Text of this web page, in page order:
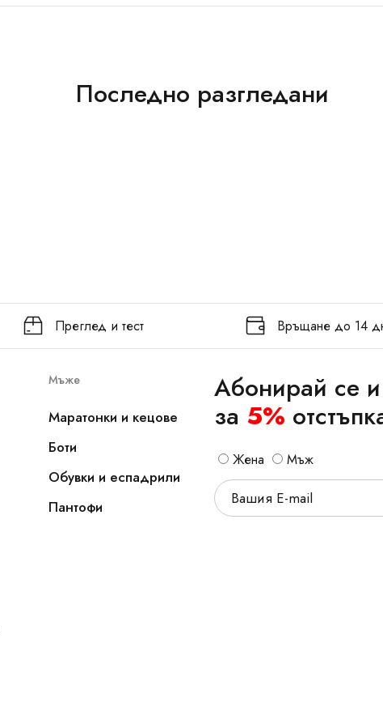
Последно разгледани
Преглед и тест Връщане до 14
Мъже
Маратонки и кецове
Боти
Обувки и еспадрили
Пантофи
Абонирай се
за 5%
Жена Мъж